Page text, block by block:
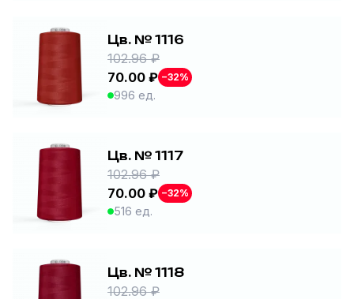
Цв. № 1116
102.96 ₽
70.00 ₽ −32%
996 ед.
Цв. № 1117
102.96 ₽
70.00 ₽ −32%
516 ед.
Цв. № 1118
102.96 ₽